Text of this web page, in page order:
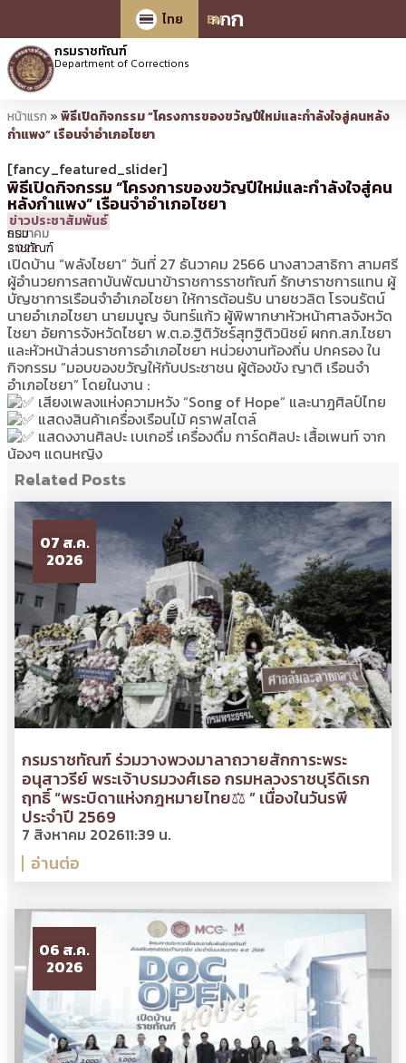
กกก
ไทย
EN
กรมราชทัณฑ์
Department of Corrections
หน้าแรก » พิธีเปิดกิจกรรม “โครงการของขวัญปีใหม่และกำลังใจสู่คนหลัง
กำแพง” เรือนจำอำเภอไชยา
[fancy_featured_slider]
พิธีเปิดกิจกรรม “โครงการของขวัญปีใหม่และกำลังใจสู่คน
หลังกำแพง” เรือนจำอำเภอไชยา
27
ธันวาคม
2023
17:42 น.
โดย
ประชาสัมพันธ์
กรม
ราชทัณฑ์
ข่าวประชาสัมพันธ์
เปิดบ้าน “พลังไชยา” วันที่ 27 ธันวาคม 2566 นางสาวสาธิกา สามศรี
ผู้อำนวยการสถาบันพัฒนาข้าราชการราชทัณฑ์ รักษาราชการแทน ผู้
บัญชาการเรือนจำอำเภอไชยา ให้การต้อนรับ นายชวลิต โรจนรัตน์
นายอำเภอไชยา นายมนูญ จันทร์แก้ว ผู้พิพากษาหัวหน้าศาลจังหวัด
ไชยา อัยการจังหวัดไชยา พ.ต.อ.ฐิติวัชร์สุทฐิติวนิชย์ ผกก.สภ.ไชยา
และหัวหน้าส่วนราชการอำเภอไชยา หน่วยงานท้องถิ่น ปกครอง ใน
กิจกรรม “มอบของขวัญให้กับประชาชน ผู้ต้องขัง ญาติ เรือนจำ
อำเภอไชยา” โดยในงาน :
เสียงเพลงแห่งความหวัง “Song of Hope” และนาฎศิลป์ไทย
แสดงสินค้าเครื่องเรือนไม้ คราฟสไตล์
แสดงงานศิลปะ เบเกอรี่ เครื่องดื่ม การ์ดศิลปะ เสื้อเพนท์ จาก
น้องๆ แดนหญิง
Related Posts
07 ส.ค.
2026
กรมราชทัณฑ์ ร่วมวางพวงมาลาถวายสักการะพระ
อนุสาวรีย์ พระเจ้าบรมวงศ์เธอ กรมหลวงราชบุรีดิเรก
ฤทธิ์ “พระบิดาแห่งกฎหมายไทย⚖ ” เนื่องในวันรพี
ประจำปี 2569
7 สิงหาคม 202611:39 น.
อ่านต่อ
06 ส.ค.
2026